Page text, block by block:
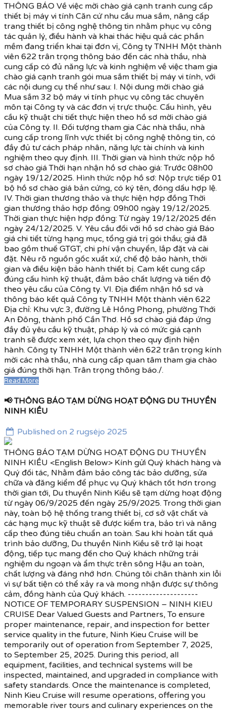
THÔNG BÁO Về việc mời chào giá cạnh tranh cung cấp
thiết bị máy vi tính Căn cứ nhu cầu mua sắm, nâng cấp
trang thiết bị công nghệ thông tin nhằm phục vụ công
tác quản lý, điều hành và khai thác hiệu quả các phần
mềm đang triển khai tại đơn vị, Công ty TNHH Một thành
viên 622 trân trọng thông báo đến các nhà thầu, nhà
cung cấp có đủ năng lực và kinh nghiệm về việc tham gia
chào giá cạnh tranh gói mua sắm thiết bị máy vi tính, với
các nội dung cụ thể như sau: I. Nội dung mời chào giá
Mua sắm 32 bộ máy vi tính phục vụ công tác chuyên
môn tại Công ty và các đơn vị trực thuộc. Cấu hình, yêu
cầu kỹ thuật chi tiết thực hiện theo hồ sơ mời chào giá
của Công ty. II. Đối tượng tham gia Các nhà thầu, nhà
cung cấp trong lĩnh vực thiết bị công nghệ thông tin, có
đầy đủ tư cách pháp nhân, năng lực tài chính và kinh
nghiệm theo quy định. III. Thời gian và hình thức nộp hồ
sơ chào giá Thời hạn nhận hồ sơ chào giá: Trước 08h00
ngày 19/12/2025. Hình thức nộp hồ sơ: Nộp trực tiếp 01
bộ hồ sơ chào giá bản cứng, có ký tên, đóng dấu hợp lệ.
IV. Thời gian thương thảo và thực hiện hợp đồng Thời
gian thương thảo hợp đồng: 09h00 ngày 19/12/2025.
Thời gian thực hiện hợp đồng: Từ ngày 19/12/2025 đến
ngày 24/12/2025. V. Yêu cầu đối với hồ sơ chào giá Báo
giá chi tiết từng hạng mục, tổng giá trị gói thầu; giá đã
bao gồm thuế GTGT, chi phí vận chuyển, lắp đặt và cài
đặt. Nêu rõ nguồn gốc xuất xứ, chế độ bảo hành, thời
gian và điều kiện bảo hành thiết bị. Cam kết cung cấp
đúng cấu hình kỹ thuật, đảm bảo chất lượng và tiến độ
theo yêu cầu của Công ty. VI. Địa điểm nhận hồ sơ và
thông báo kết quả Công ty TNHH Một thành viên 622
Địa chỉ: Khu vực 3, đường Lê Hồng Phong, phường Thới
An Đông, thành phố Cần Thơ. Hồ sơ chào giá đáp ứng
đầy đủ yêu cầu kỹ thuật, pháp lý và có mức giá cạnh
tranh sẽ được xem xét, lựa chọn theo quy định hiện
hành. Công ty TNHH Một thành viên 622 trân trọng kính
mời các nhà thầu, nhà cung cấp quan tâm tham gia chào
giá đúng thời hạn. Trân trọng thông báo./.
Read More
📢 THÔNG BÁO TẠM DỪNG HOẠT ĐỘNG DU THUYỀN
NINH KIỀU
Published on 2 rugsėjo 2025
THÔNG BÁO TẠM DỪNG HOẠT ĐỘNG DU THUYỀN
NINH KIỀU <English Below> Kính gửi Quý khách hàng và
Quý đối tác, Nhằm đảm bảo công tác bảo dưỡng, sửa
chữa và đăng kiểm để phục vụ Quý khách tốt hơn trong
thời gian tới, Du thuyền Ninh Kiều sẽ tạm dừng hoạt động
từ ngày 06/9/2025 đến ngày 25/9/2025. Trong thời gian
này, toàn bộ hệ thống trang thiết bị, cơ sở vật chất và
các hạng mục kỹ thuật sẽ được kiểm tra, bảo trì và nâng
cấp theo đúng tiêu chuẩn an toàn. Sau khi hoàn tất quá
trình bảo dưỡng, Du thuyền Ninh Kiều sẽ trở lại hoạt
động, tiếp tục mang đến cho Quý khách những trải
nghiệm du ngoạn và ẩm thực trên sông Hậu an toàn,
chất lượng và đáng nhớ hơn. Chúng tôi chân thành xin lỗi
vì sự bất tiện có thể xảy ra và mong nhận được sự thông
cảm, đồng hành của Quý khách. --------------------
NOTICE OF TEMPORARY SUSPENSION – NINH KIEU
CRUISE Dear Valued Guests and Partners, To ensure
proper maintenance, repair, and inspection for better
service quality in the future, Ninh Kieu Cruise will be
temporarily out of operation from September 7, 2025,
to September 25, 2025. During this period, all
equipment, facilities, and technical systems will be
inspected, maintained, and upgraded in compliance with
safety standards. Once the maintenance is completed,
Ninh Kieu Cruise will resume operations, offering you
memorable river tours and culinary experiences on the